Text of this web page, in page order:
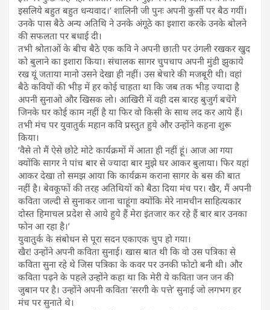
इसलिये बहुत बहुत धन्यवाद।’ शालिनी जी पुनः अपनी कुर्सी पर बैठ गयीं।
उनके पास बैठे अन्य अतिथि ने उनके अंगूठे का इशारा करके उनके बोलने
की सफलता पर बधाई दी।
तभी श्रोताओं के बीच बैठे एक कवि ने अपनी छाती पर उंगली रखकर खुद
को बुलाने का इशारा किया। संचालक सागर चुपचाप अपनी मुंडी झुकाये
रख यूं जताया मानो उसने देखा ही नहीं। उस बेचारे की मजबूरी थी। वहां
बैठे कवियों की भीड़ में हर कोई चाहता था कि जब तक भीड़ ज्यादा है
अपनी सुनाओ और खिसक लो। आखिरी में वही दस बारह बुजुर्ग बचेंगे
जिनके घर कोई काम नहीं है या फिर वो किसी के साथ लद कर आये हैं।
तभी मंच पर युवातुर्क महान कवि प्रस्तुत हुये और उन्होंने कहना शुरू
किया।
’वैसे तो मैं ऐसे छोटे मोटे कार्यक्रमों में आता ही नहीं हूं। आज आ गया
क्योंकि सागर ने पांच बार से ज्यादा बार मुझे घर आकर बुलाया। फिर यहां
आकर देखा तो समझ आया कि कार्यक्रम कराना सागर के बस की बात
नहीं है। बेवकूफों की तरह अतिथियों को बैठा दिया मंच पर। खैर, मैं अपनी
कविता जल्दी से सुनाकर जाना चाहूंगा क्योंकि मेरे नामचीन साहित्यकार
दोस्त हिमाचल प्रदेश से आये हुये हैं मेरा इंतजार कर रहे हैं बार बार उनका
फोन आ रहा है।’
युवातुर्क के संबोधन से पूरा सदन एकाएक चुप हो गया।
खैर! उन्होंने अपनी कविता सुनाई। खास बात थी कि वो उस पत्रिका से
कविता सुना रहे थे जिस पत्रिका के कवर पर उनकी फोटो बनी थी। और
कविता पढ़ने के पहले उन्होंने कहा था कि मेरी ये कविता जन जन की
जुबान पर है। उन्होंने अपनी कविता ’सरगी के पत्ते’ सुनाई जो लगभग हर
मंच पर सुनाते थे।